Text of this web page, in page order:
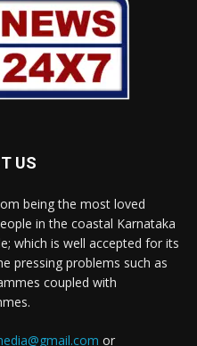
US
being the most loved
in the coastal Karnataka
which is well accepted for its
pressing problems such as
coupled with
or